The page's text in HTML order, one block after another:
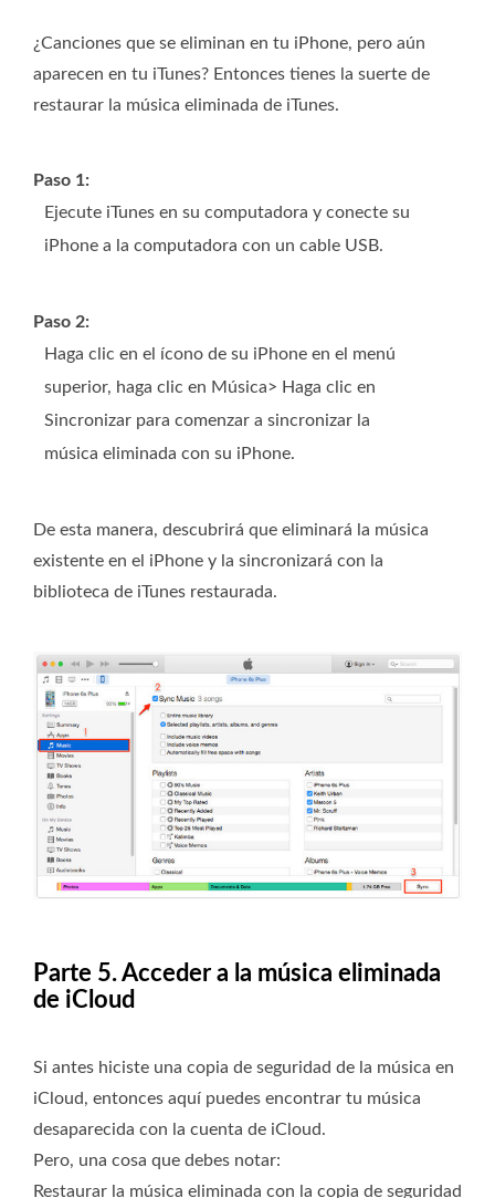
¿Canciones que se eliminan en tu iPhone, pero aún
aparecen en tu iTunes? Entonces tienes la suerte de
restaurar la música eliminada de iTunes.
Paso 1:
Ejecute iTunes en su computadora y conecte su
iPhone a la computadora con un cable USB.
Paso 2:
Haga clic en el ícono de su iPhone en el menú
superior, haga clic en Música> Haga clic en
Sincronizar para comenzar a sincronizar la
música eliminada con su iPhone.
De esta manera, descubrirá que eliminará la música
existente en el iPhone y la sincronizará con la
biblioteca de iTunes restaurada.
Parte 5. Acceder a la música eliminada
de iCloud
Si antes hiciste una copia de seguridad de la música en
iCloud, entonces aquí puedes encontrar tu música
desaparecida con la cuenta de iCloud.
Pero, una cosa que debes notar:
Restaurar la música eliminada con la copia de seguridad